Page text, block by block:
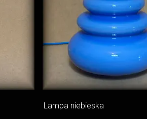
Lampa niebieska